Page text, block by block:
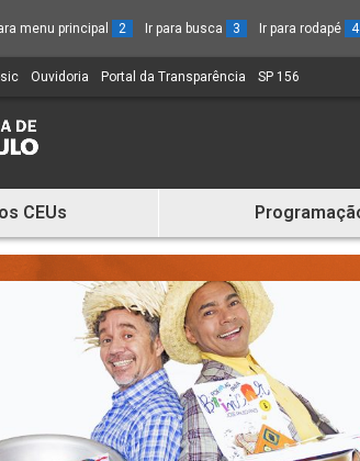
menu principal 2 Ir para busca 3 Ir para rodapé 4
(Link
um
novo
Ouvidoria (Link
Portal da Transparência (Link
SP 156
CEUs